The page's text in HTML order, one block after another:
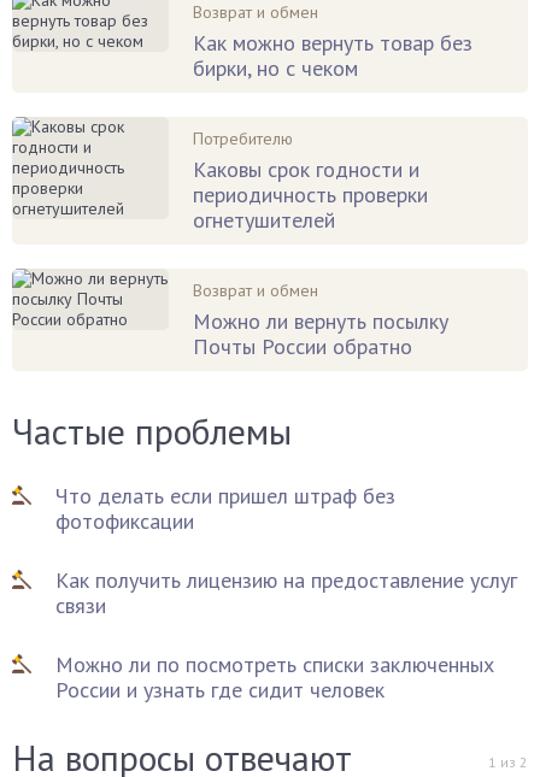
Возврат и обмен
Как можно вернуть товар без
бирки, но с чеком
Потребителю
Каковы срок годности и
периодичность проверки
огнетушителей
Возврат и обмен
Можно ли вернуть посылку
Почты России обратно
Частые проблемы
Что делать если пришел штраф без
фотофиксации
Как получить лицензию на предоставление услуг
связи
Можно ли по посмотреть списки заключенных
России и узнать где сидит человек
На вопросы отвечают 1 из 2